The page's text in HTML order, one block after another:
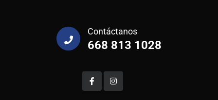
Contáctanos
668 813 1028